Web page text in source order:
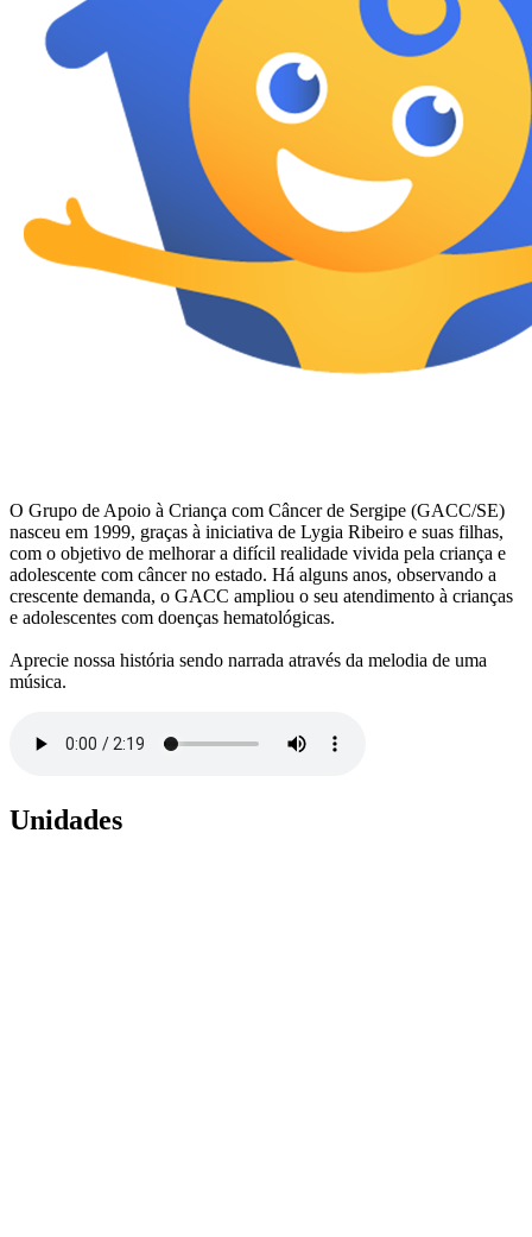
O Grupo de Apoio à Criança com Câncer de Sergipe (GACC/SE)
nasceu em 1999, graças à iniciativa de Lygia Ribeiro e suas filhas,
com o objetivo de melhorar a difícil realidade vivida pela criança e
adolescente com câncer no estado. Há alguns anos, observando a
crescente demanda, o GACC ampliou o seu atendimento à crianças
e adolescentes com doenças hematológicas.
Aprecie nossa história sendo narrada através da melodia de uma
música.
Unidades